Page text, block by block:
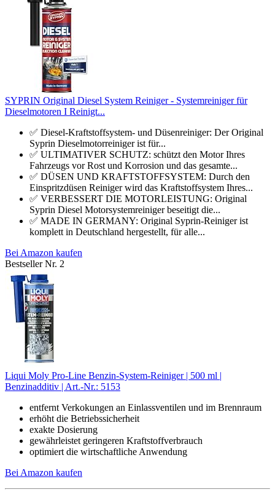
SYPRIN Original Diesel System Reiniger - Systemreiniger für
Dieselmotoren I Reinigt...
✅ Diesel-Kraftstoffsystem- und Düsenreiniger: Der Original
Syprin Dieselmotorreiniger ist für...
✅ ULTIMATIVER SCHUTZ: schützt den Motor Ihres
Fahrzeugs vor Rost und Korrosion und das gesamte...
✅ DÜSEN UND KRAFTSTOFFSYSTEM: Durch den
Einspritzdüsen Reiniger wird das Kraftstoffsystem Ihres...
✅ VERBESSERT DIE MOTORLEISTUNG: Original
Syprin Diesel Motorsystemreiniger beseitigt die...
✅ MADE IN GERMANY: Original Syprin-Reiniger ist
komplett in Deutschland hergestellt, für alle...
Bei Amazon kaufen
Bestseller Nr. 2
Liqui Moly Pro-Line Benzin-System-Reiniger | 500 ml |
Benzinadditiv | Art.-Nr.: 5153
entfernt Verkokungen an Einlassventilen und im Brennraum
erhöht die Betriebssicherheit
exakte Dosierung
gewährleistet geringeren Kraftstoffverbrauch
optimiert die wirtschaftliche Anwendung
Bei Amazon kaufen